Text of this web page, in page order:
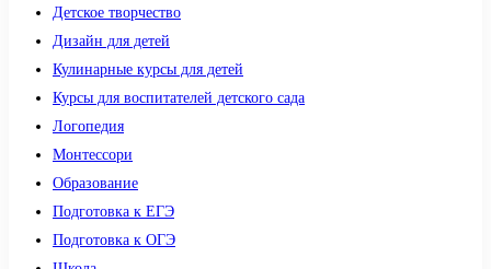
Детское творчество
Дизайн для детей
Кулинарные курсы для детей
Курсы для воспитателей детского сада
Логопедия
Монтессори
Образование
Подготовка к ЕГЭ
Подготовка к ОГЭ